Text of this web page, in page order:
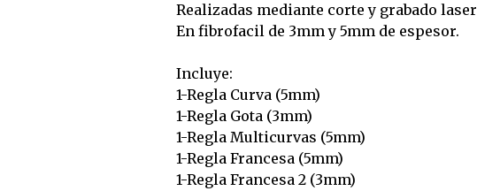
Realizadas mediante corte y grabado laser
En fibrofacil de 3mm y 5mm de espesor.
Incluye:
1-Regla Curva (5mm)
1-Regla Gota (3mm)
1-Regla Multicurvas (5mm)
1-Regla Francesa (5mm)
1-Regla Francesa 2 (3mm)